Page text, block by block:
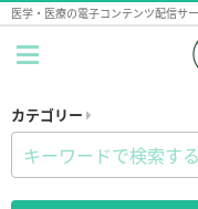
医学・医療の電子コンテンツ配信サ
カテゴリー